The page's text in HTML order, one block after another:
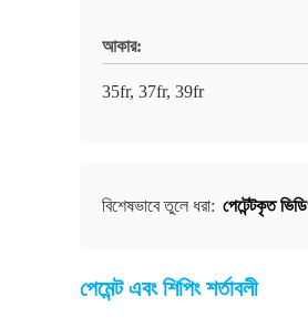
আকার:
35fr, 37fr, 39fr
বিশেষভাবে তুলে ধরা: পেটেন্টকৃত
পেমেন্ট এবং শিপিং শর্তাবলী